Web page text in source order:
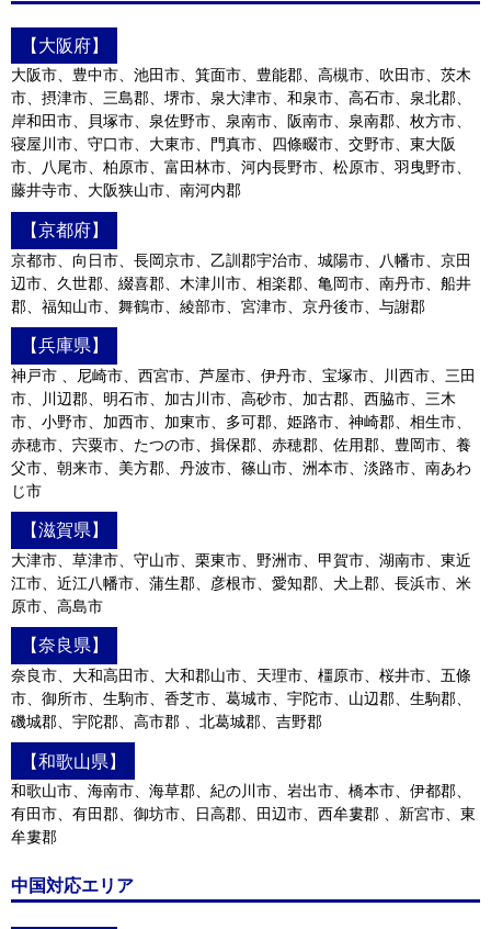
【大阪府】
大阪市、豊中市、池田市、箕面市、豊能郡、高槻市、吹田市、茨木
市、摂津市、三島郡、堺市、泉大津市、和泉市、高石市、泉北郡、
岸和田市、貝塚市、泉佐野市、泉南市、阪南市、泉南郡、枚方市、
寝屋川市、守口市、大東市、門真市、四條畷市、交野市、東大阪
市、八尾市、柏原市、富田林市、河内長野市、松原市、羽曳野市、
藤井寺市、大阪狭山市、南河内郡
【京都府】
京都市、向日市、長岡京市、乙訓郡宇治市、城陽市、八幡市、京田
辺市、久世郡、綴喜郡、木津川市、相楽郡、亀岡市、南丹市、船井
郡、福知山市、舞鶴市、綾部市、宮津市、京丹後市、与謝郡
【兵庫県】
神戸市 、尼崎市、西宮市、芦屋市、伊丹市、宝塚市、川西市、三田
市、川辺郡、明石市、加古川市、高砂市、加古郡、西脇市、三木
市、小野市、加西市、加東市、多可郡、姫路市、神崎郡、相生市、
赤穂市、宍粟市、たつの市、揖保郡、赤穂郡、佐用郡、豊岡市、養
父市、朝来市、美方郡、丹波市、篠山市、洲本市、淡路市、南あわ
じ市
【滋賀県】
大津市、草津市、守山市、栗東市、野洲市、甲賀市、湖南市、東近
江市、近江八幡市、蒲生郡、彦根市、愛知郡、犬上郡、長浜市、米
原市、高島市
【奈良県】
奈良市、大和高田市、大和郡山市、天理市、橿原市、桜井市、五條
市、御所市、生駒市、香芝市、葛城市、宇陀市、山辺郡、生駒郡、
磯城郡、宇陀郡、高市郡 、北葛城郡、吉野郡
【和歌山県】
和歌山市、海南市、海草郡、紀の川市、岩出市、橋本市、伊都郡、
有田市、有田郡、御坊市、日高郡、田辺市、西牟婁郡 、新宮市、東
牟婁郡
中国対応エリア